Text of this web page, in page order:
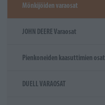
Mönkijöiden varaosat
JOHN DEERE Varaosat
Pienkoneiden kaasuttimien osat
DUELL VARAOSAT